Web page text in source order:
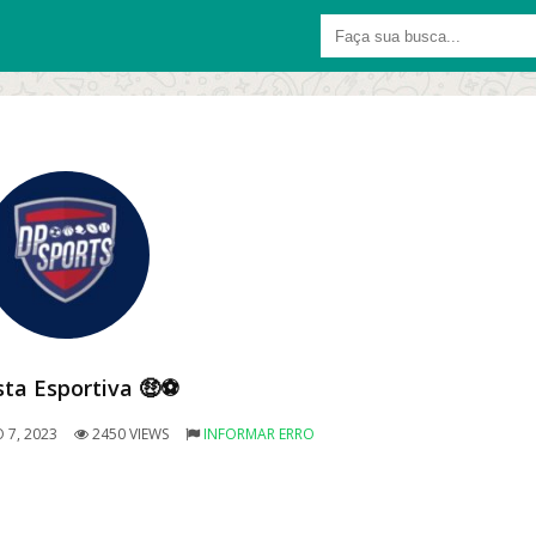
Esportiva 🤑⚽️
7, 2023 2450 VIEWS INFORMAR ERRO